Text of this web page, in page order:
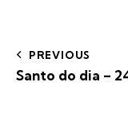
PREVIOUS
Santo do dia –